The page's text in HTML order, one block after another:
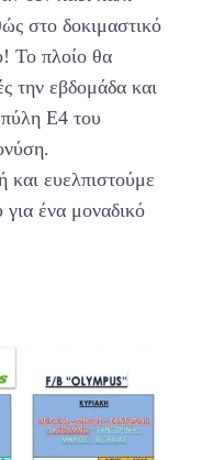
στο δοκιμαστικό
Το πλοίο θα
την εβδομάδα και
Ε4 του
ευελπιστούμε
ένα μοναδικό